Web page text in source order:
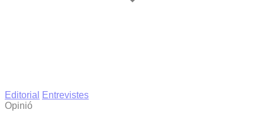
Editorial
Entrevistes
Opinió